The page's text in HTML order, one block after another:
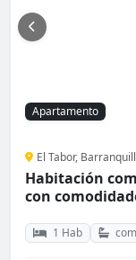
Apartamento
El Tabor,
Habitación
con
1 Hab com